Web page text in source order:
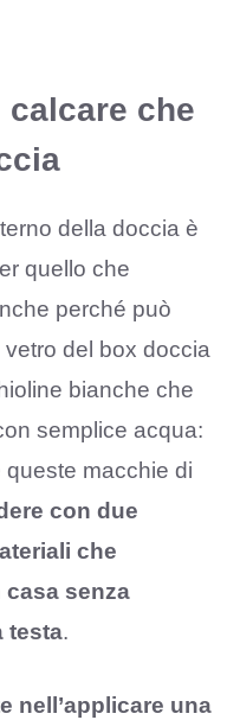
che
della doccia è
quello che
perché può
del box doccia
bianche che
semplice acqua:
macchie di
con due
che
senza
testa.
nell’applicare una